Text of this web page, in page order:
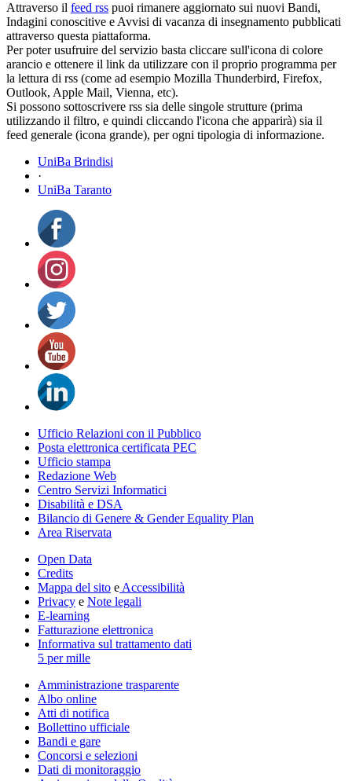
Attraverso il feed rss puoi rimanere aggiornato sui nuovi Bandi,
Indagini conoscitive e Avvisi di vacanza di insegnamento pubblicati
attraverso questa piattaforma.
Per poter usufruire del servizio basta cliccare sull'icona di colore
arancio e ottenere il link da utilizzare con il proprio programma per
la lettura di rss (come ad esempio Mozilla Thunderbird, Firefox,
Outlook, Apple Mail, Vienna, etc).
Si possono sottoscrivere rss sia delle singole strutture (prima
utilizzando il filtro, e quindi cliccando l'icona che apparirà) sia il
feed generale (icona grande), per ogni tipologia di informazione.
UniBa Brindisi
·
UniBa Taranto
Ufficio Relazioni con il Pubblico
Posta elettronica certificata PEC
Ufficio stampa
Redazione Web
Centro Servizi Informatici
Disabilità e DSA
Bilancio di Genere & Gender Equality Plan
Area Riservata
Open Data
Credits
Mappa del sito e Accessibilità
Privacy e Note legali
E-learning
Fatturazione elettronica
Informativa sul trattamento dati
5 per mille
Amministrazione trasparente
Albo online
Atti di notifica
Bollettino ufficiale
Bandi e gare
Concorsi e selezioni
Dati di monitoraggio